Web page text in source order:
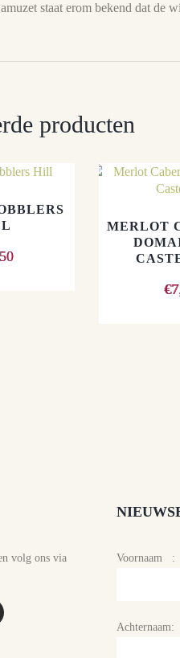
staat erom bekend dat de
producten
MERLOT
€
volg ons via
Voornaam :
Achternaam: